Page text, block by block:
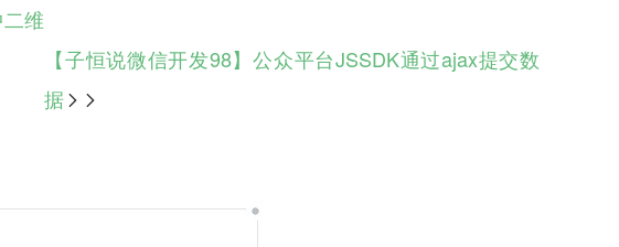
维
【子恒说微信开发98】公众平台JSSDK通过ajax提交数
据 